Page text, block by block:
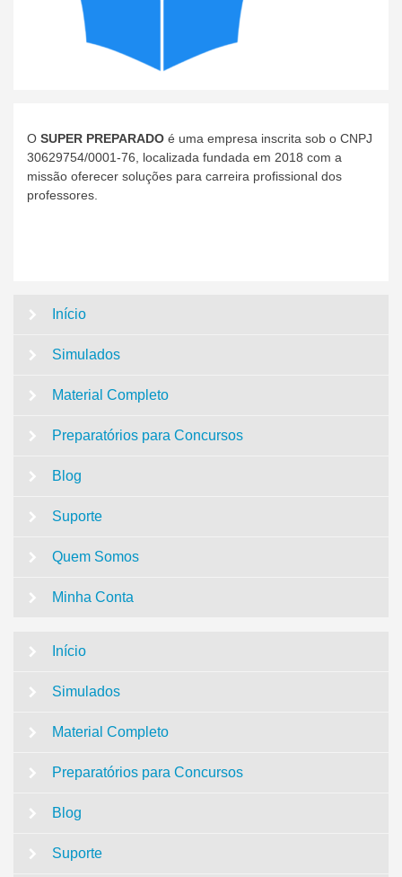
O SUPER PREPARADO é uma empresa inscrita sob o CNPJ
30629754/0001-76, localizada fundada em 2018 com a
missão oferecer soluções para carreira profissional dos
professores.
Início
Simulados
Material Completo
Preparatórios para Concursos
Blog
Suporte
Quem Somos
Minha Conta
Início
Simulados
Material Completo
Preparatórios para Concursos
Blog
Suporte